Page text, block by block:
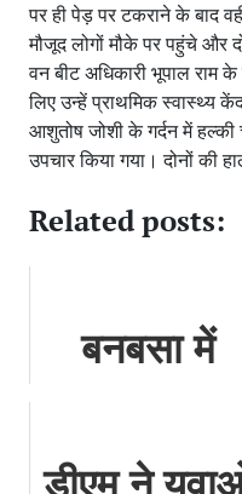
पर ही पेड़ पर टकराने के बाद
मौजूद लोगों मौके पर पहुंचे और
वन बीट अधिकारी भूपाल राम
लिए उन्हें प्राथमिक स्वास्थ्य
आशुतोष जोशी के गर्दन में हल्की
उपचार किया गया। दोनों की
Related posts:
बनबसा में
ने हजारों